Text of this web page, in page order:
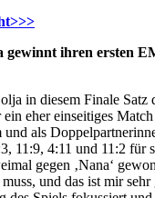
gewinnt ihren ersten
in diesem Finale Satz
eher einseitiges
und als
11:9, 4:11 und 11:2 für
gegen ‚Nana‘
und das ist mir